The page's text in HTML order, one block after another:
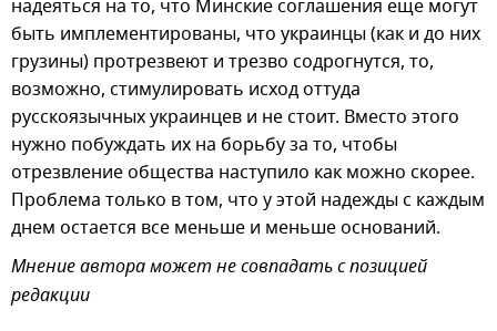
надеяться на то, что Минские соглашения еще могут
быть имплементированы, что украинцы (как и до них
грузины) протрезвеют и трезво содрогнутся, то,
возможно, стимулировать исход оттуда
русскоязычных украинцев и не стоит. Вместо этого
нужно побуждать их на борьбу за то, чтобы
отрезвление общества наступило как можно скорее.
Проблема только в том, что у этой надежды с каждым
днем остается все меньше и меньше оснований.
Мнение автора может не совпадать с позицией
редакции